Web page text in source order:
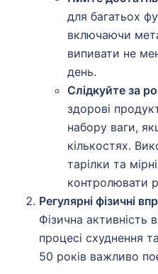
для багатьох
включаючи
випивати не
день.
Слідкуйте за
здорові
набору ваги,
кількостях.
тарілки та
контролювати
Регулярні фізичні
Фізична активність
процесі схуднення
50 років важливо